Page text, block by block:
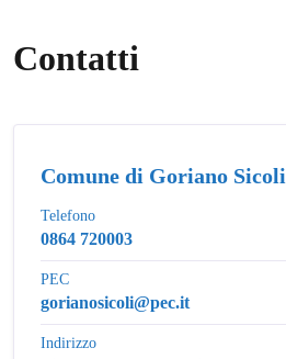
Contatti
Comune di Goriano Sicoli
Telefono
0864 720003
PEC
gorianosicoli@pec.it
Indirizzo